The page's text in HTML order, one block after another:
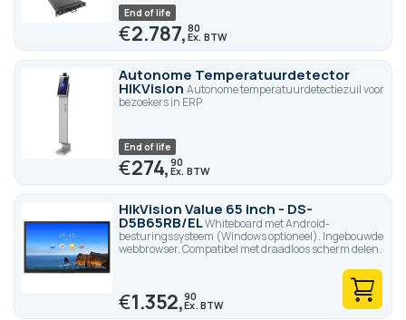
End of life
€2.787,80
Autonome Temperatuurdetector
HIKVision Autonome temperatuurdetectiezuil voor
bezoekers in ERP
End of life
€274,90
HikVision Value 65 inch - DS-
D5B65RB/ELWhiteboard met Android-
besturingssysteem (Windows optioneel). Ingebouwde
webbrowser. Compatibel met draadloos scherm delen.
€1.352,90